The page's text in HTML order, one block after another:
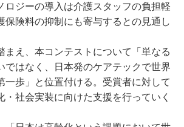
ロジーの導入は介護スタッフの負担軽
保険料の抑制にも寄与するとの見通し
え、本コンテストについて「単なる
ではなく、日本発のケアテックで世界
一歩」と位置付ける。受賞者に対して
・社会実装に向けた支援を行っていく